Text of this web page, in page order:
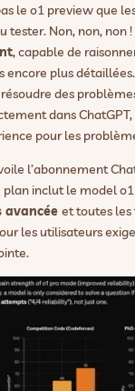
le o1 preview que
tester. Non, non, non
, capable de
encore plus
des
dans
pour les
l’abonnement
plan inclut le model
avancée et toutes
les utilisateurs